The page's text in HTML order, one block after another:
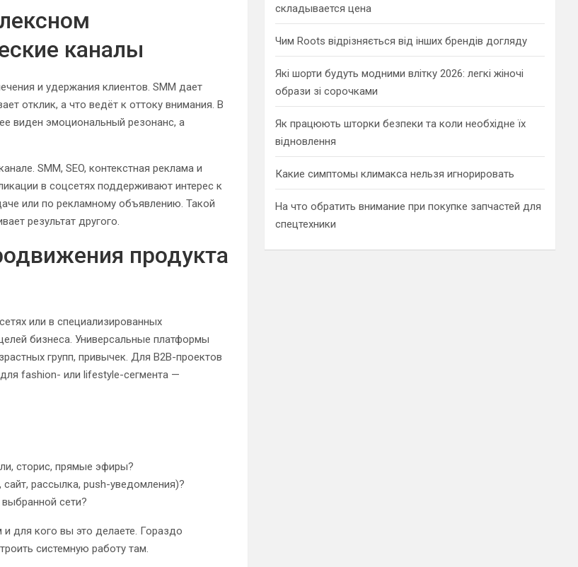
каналы
и удержания клиентов. SMM дает
отклик, а что ведёт к оттоку внимания. В
виден эмоциональный резонанс, а
SMM, SEO, контекстная реклама и
в соцсетях поддерживают интерес к
или по рекламному объявлению. Такой
результат другого.
продукта
или в специализированных
бизнеса. Универсальные платформы
групп, привычек. Для B2B-проектов
fashion- или lifestyle-сегмента —
сторис, прямые эфиры?
рассылка, push-уведомления)?
сети?
для кого вы это делаете. Гораздо
системную работу там.
складывается цена
Чим Roots відрізняється від інших брендів догляду
Які шорти будуть модними влітку 2026: легкі жіночі
образи зі сорочками
Як працюють шторки безпеки та коли необхідне їх
відновлення
Какие симптомы климакса нельзя игнорировать
На что обратить внимание при покупке запчастей для
спецтехники